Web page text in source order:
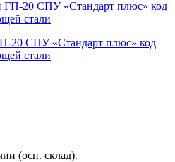
20 СПУ «Стандарт плюс» код
стали
(осн. склад).